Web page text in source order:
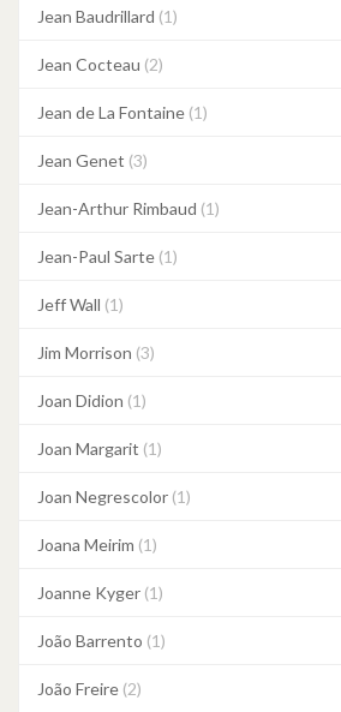
Jean Baudrillard (1)
Jean Cocteau (2)
Jean de La Fontaine (1)
Jean Genet (3)
Jean-Arthur Rimbaud (1)
Jean-Paul Sarte (1)
Jeff Wall (1)
Jim Morrison (3)
Joan Didion (1)
Joan Margarit (1)
Joan Negrescolor (1)
Joana Meirim (1)
Joanne Kyger (1)
João Barrento (1)
João Freire (2)